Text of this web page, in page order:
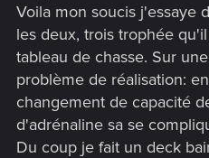
Voila mon soucis j'essaye
les deux, trois trophée
tableau de chasse. Sur
problème de réalisation:
changement de capacité
d'adrénaline sa se
Du coup je fait un deck